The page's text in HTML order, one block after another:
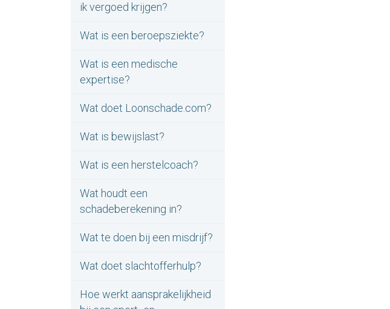
ik vergoed krijgen?
Wat is een beroepsziekte?
Wat is een medische
expertise?
Wat doet Loonschade.com?
Wat is bewijslast?
Wat is een herstelcoach?
Wat houdt een
schadeberekening in?
Wat te doen bij een misdrijf?
Wat doet slachtofferhulp?
Hoe werkt aansprakelijkheid